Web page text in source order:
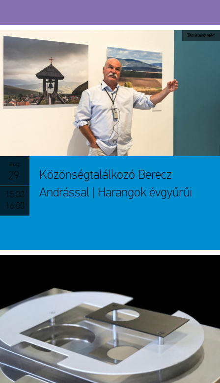
aug.
29.
15.00
16.00
Közönségtalálkozó Berecz
Andrással | Harangok évgyűrűi
Tárlatvezetés